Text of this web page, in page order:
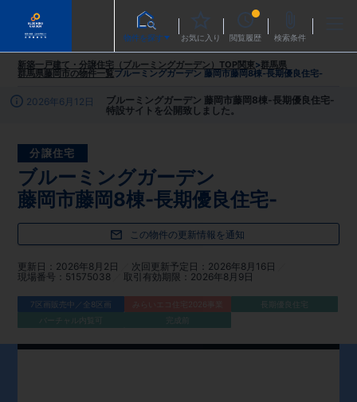
物件を探す お気に入り 閲覧履歴 検索条件
新築一戸建て・分譲住宅（ブルーミングガーデン）TOP関東>群馬県
群馬県藤岡市の物件一覧ブルーミングガーデン 藤岡市藤岡8棟-長期優良住宅-
2026年6月12日
ブルーミングガーデン 藤岡市藤岡8棟-長期優良住宅-
特設サイトを公開致しました。
分譲住宅
ブルーミングガーデン
藤岡市藤岡8棟-長期優良住宅-
この物件の更新情報を通知
更新日 2026年8月2日 次回更新予定日
2026年8月16日
現場番号
51575038 取引有効期限 2026年8月9日
7区画販売中／全8区画
長期優良住宅
バーチャル内覧可
完成前